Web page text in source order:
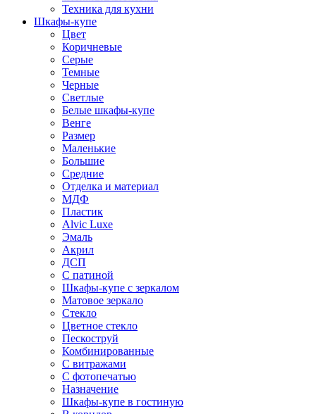
Техника для кухни
Шкафы-купе
Цвет
Коричневые
Серые
Темные
Черные
Светлые
Белые шкафы-купе
Венге
Размер
Маленькие
Большие
Средние
Отделка и материал
МДФ
Пластик
Alvic Luxe
Эмаль
Акрил
ДСП
С патиной
Шкафы-купе с зеркалом
Матовое зеркало
Стекло
Цветное стекло
Пескоструй
Комбинированные
С витражами
С фотопечатью
Назначение
Шкафы-купе в гостиную